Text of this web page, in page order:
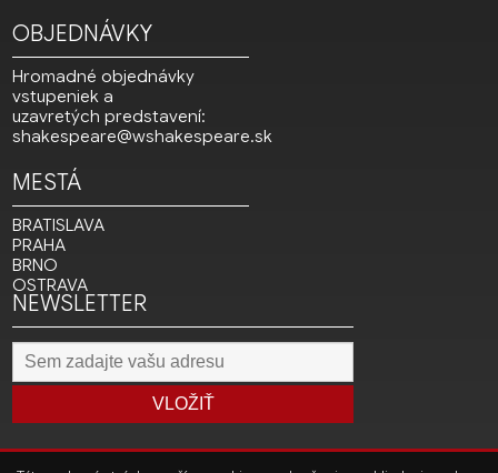
OBJEDNÁVKY
Hromadné objednávky
vstupeniek a
uzavretých predstavení:
shakespeare@wshakespeare.sk
MESTÁ
BRATISLAVA
PRAHA
BRNO
OSTRAVA
NEWSLETTER
VLOŽIŤ